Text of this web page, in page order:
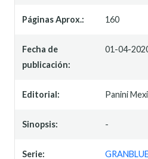
Páginas Aprox.: 160
Fecha de
publicación:
01-04-
Editorial: Panini
Sinopsis: -
Serie: